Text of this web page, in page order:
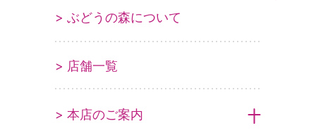
> ぶどうの森について
> 店舗一覧
> 本店のご案内